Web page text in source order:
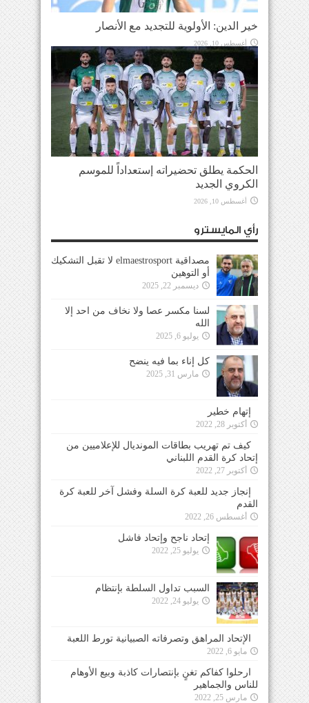
خير الدين: الأولوية للتجديد مع الأنصار
أغسطس 10, 2026
الحكمة يطلق تحضيراته إستعداداً للموسم
الكروي الجديد
أغسطس 10, 2026
رأي المايسترو
مصداقية elmaestrosport لا تقبل التشكيك
أو التوهين
ديسمبر 22, 2025
لسنا مكسر عصا ولا نخاف من احد إلا
الله
يوليو 6, 2025
كل إناء بما فيه ينضح
مارس 31, 2025
إتهام خطير
أكتوبر 28, 2022
كيف تم تهريب بطاقات المونديال للإعلاميين من
إتحاد كرة القدم اللبناني
أكتوبر 27, 2022
إنجاز جديد للعبة كرة السلة وفشل آخر للعبة كرة
القدم
أغسطس 26, 2022
إتحاد ناجح وإتحاد فاشل
يوليو 25, 2022
السبب تداول السلطة بإنتظام
يوليو 24, 2022
الإتحاد المراهق وتصرفاته الصبيانية تورط اللعبة
مايو 6, 2022
ارحلوا كفاكم تغنٍ بإنتصارات كاذبة وبيع الأوهام
للناس والجماهير
مارس 25, 2022